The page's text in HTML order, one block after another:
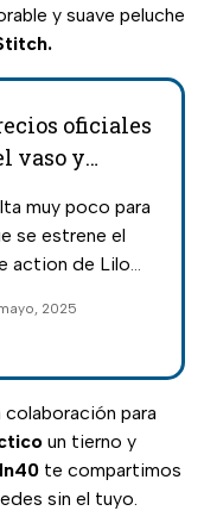
y suave peluche
oficiales
vaso y
& Stitch en
muy poco para
se estrene el
action de Lilo
y los precios
vaso y la
en
2025
colaboración para
un tierno y
te compartimos
sin el tuyo.